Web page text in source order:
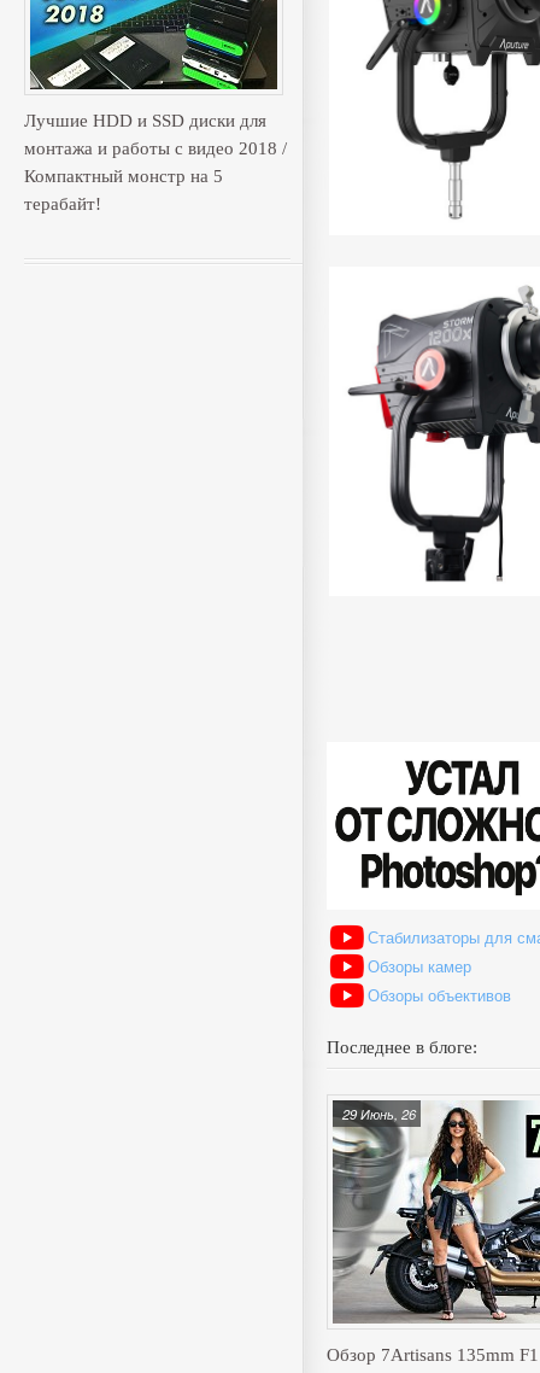
Лучшие HDD и SSD диски для
монтажа и работы с видео 2018 /
Компактный монстр на 5
терабайт!
Стабилизаторы для
Обзоры камер
Обзоры объективов
Последнее в блоге:
Обзор 7Artisans 135mm
29 Июнь, 26